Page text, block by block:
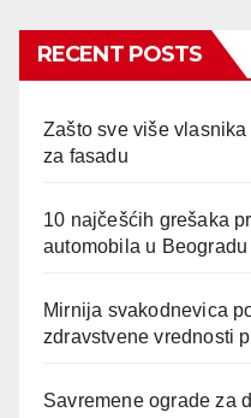
RECENT POSTS
Zašto sve više
za fasadu
10 najčešćih grešaka
automobila u Beogradu
Mirnija svakodnevica
zdravstvene vrednosti
Savremene ograde za